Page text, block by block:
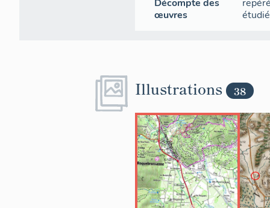
Décompte des
œuvres
Illustrations 38